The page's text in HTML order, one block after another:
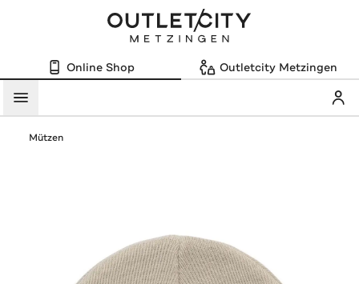
Online Shop Outletcity Metzingen
Menü
Mützen